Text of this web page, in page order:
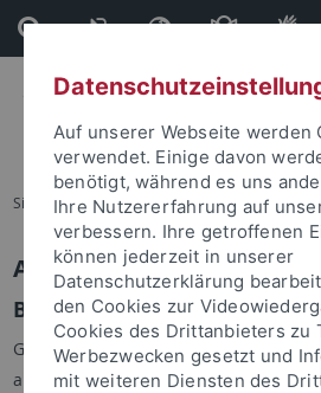
Direkt
zum
Inhalt
Direkt
zur
Fußleiste
Sie sind hier: Startseite
Anmelden
Benutzeranmeldung
Geben Sie Ihren Benutzernamen und
anzumelden:
Auf unserer Webseite werden
verwendet. Einige davon
benötigt, während es uns
Ihre Nutzererfahrung auf
verbessern. Ihre getroffenen
können jederzeit in unserer
Datenschutzerklärung
den Cookies zur
Cookies des Drittanbieters zu
Werbezwecken gesetzt und
mit weiteren Diensten des